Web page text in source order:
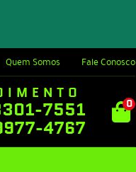
Quem Somos Fale Conosco
7551
4767
0